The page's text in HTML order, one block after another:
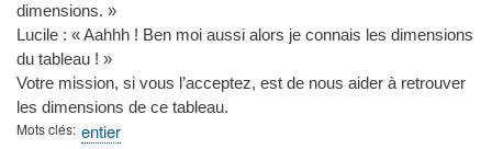
dimensions. »
Lucile : « Aahhh ! Ben moi aussi alors je connais les dimensions
du tableau ! »
Votre mission, si vous l’acceptez, est de nous aider à retrouver
les dimensions de ce tableau.
Mots clés entier